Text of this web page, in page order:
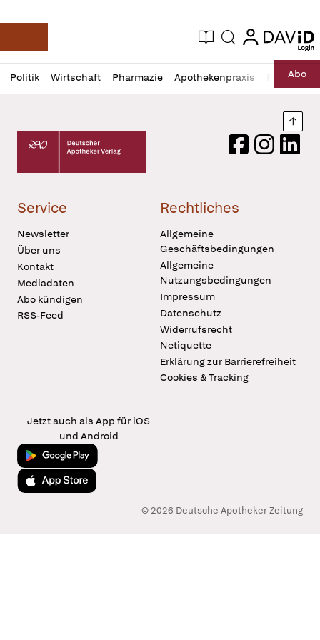
Deutsche Apotheker Zeitung
Aktuelle Ausgabe
Suche login
login
Politik Wirtschaft Pharmazie Apothekenpraxis RechtAbo
Profil
öffnen
Daz
Pur
Deutscher Apotheker Verlag Logo
FacebookInstagram
Service
Newsletter
Über uns
Kontakt
Mediadaten
Abo kündigen
RSS-Feed
Rechtliches
Allgemeine
Geschäftsbedingungen
Allgemeine
Nutzungsbedingungen
Impressum
Datenschutz
Widerrufsrecht
Netiquette
Erklärung zur Barrierefreiheit
Cookies & Tracking
Jetzt auch als App für iOS
und Android
Jetzt bei Google Play
Laden im App Store
© 2026 Deutsche Apotheker Zeitung